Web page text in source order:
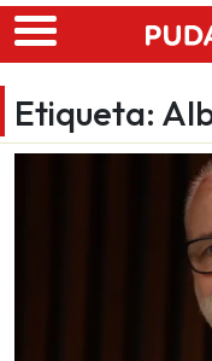
Skip to main content
Etiqueta: